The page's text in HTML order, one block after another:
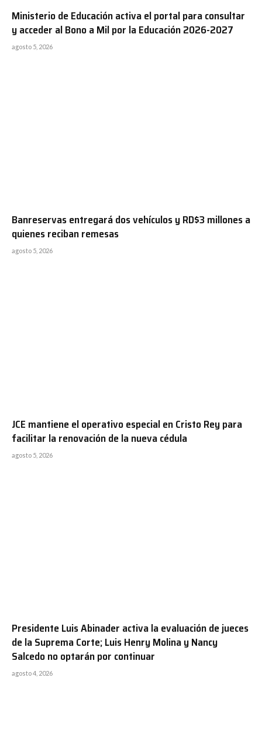
Ministerio de Educación activa el portal para consultar
y acceder al Bono a Mil por la Educación 2026-2027
agosto 5, 2026
Banreservas entregará dos vehículos y RD$3 millones a
quienes reciban remesas
agosto 5, 2026
JCE mantiene el operativo especial en Cristo Rey para
facilitar la renovación de la nueva cédula
agosto 5, 2026
Presidente Luis Abinader activa la evaluación de jueces
de la Suprema Corte; Luis Henry Molina y Nancy
Salcedo no optarán por continuar
agosto 4, 2026